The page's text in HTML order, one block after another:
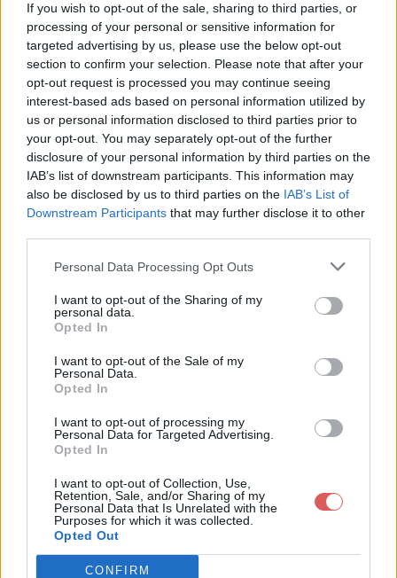
If you wish to opt-out of the sale, sharing to third parties, or
processing of your personal or sensitive information for
targeted advertising by us, please use the below opt-out
section to confirm your selection. Please note that after your
opt-out request is processed you may continue seeing
interest-based ads based on personal information utilized by
us or personal information disclosed to third parties prior to
your opt-out. You may separately opt-out of the further
disclosure of your personal information by third parties on the
IAB’s list of downstream participants. This information may
also be disclosed by us to third parties on the IAB’s List of
Downstream Participants that may further disclose it to other
Personal Data Processing Opt Outs
I want to opt-out of the Sharing of my
personal data.
Opted In
I want to opt-out of the Sale of my
Personal Data.
Opted In
I want to opt-out of processing my
Personal Data for Targeted Advertising.
Opted In
I want to opt-out of Collection, Use,
Retention, Sale, and/or Sharing of my
Personal Data that Is Unrelated with the
Purposes for which it was collected.
Opted Out
CONFIRM
https://www.petit-fichier.fr/2011/11/04/saint-malo-intra-muros-
location-saisonniere-week-e/
Copier
Partager le fichier Saint Malo
intra muros location saisonniere
week end[1].pdf sur le Web et
les réseaux sociaux:
Télécharger le fichier Saint Malo
intra muros location saisonniere
week end[1].pdf
Télécharger Saint Malo intra muro
s location saisonniere week end[1].
pdf